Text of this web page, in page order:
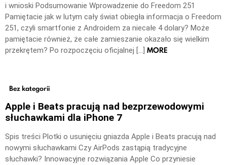
i wnioski Podsumowanie Wprowadzenie do Freedom 251
Pamiętacie jak w lutym cały świat obiegła informacja o Freedom
251, czyli smartfonie z Androidem za niecałe 4 dolary? Może
pamiętacie również, że całe zamieszanie okazało się wielkim
przekrętem? Po rozpoczęciu oficjalnej […] MORE
Bez kategorii
Apple i Beats pracują nad bezprzewodowymi
słuchawkami dla iPhone 7
Spis treści Plotki o usunięciu gniazda Apple i Beats pracują nad
nowymi słuchawkami Czy AirPods zastąpią tradycyjne
słuchawki? Innowacyjne rozwiązania Apple Co przyniesie